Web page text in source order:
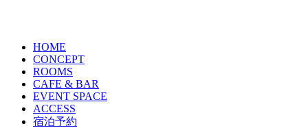
HOME
CONCEPT
ROOMS
CAFE & BAR
EVENT SPACE
ACCESS
宿泊予約